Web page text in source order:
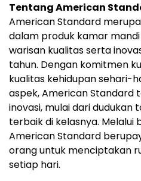
Tentang American
American Standard
dalam produk kamar
warisan kualitas serta
tahun. Dengan komitmen
kualitas kehidupan sehari-
aspek, American Standard
inovasi, mulai dari dudukan
terbaik di kelasnya. Melalui
American Standard
orang untuk menciptakan
setiap hari.